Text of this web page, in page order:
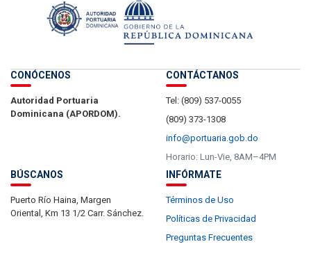
CONÓCENOS
Autoridad Portuaria
Dominicana (APORDOM).
CONTÁCTANOS
Tel: (809) 537-0055
(809) 373-1308
info@portuaria.gob.do
Horario: Lun-Vie, 8AM–4PM
BÚSCANOS
Puerto Río Haina, Margen
Oriental, Km 13 1/2 Carr. Sánchez.
INFÓRMATE
Términos de Uso
Políticas de Privacidad
Preguntas Frecuentes